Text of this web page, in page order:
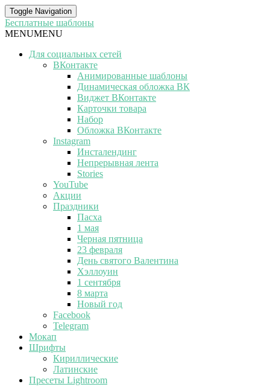
Toggle Navigation
Бесплатные шаблоны
MENUMENU
Для социальных сетей
ВКонтакте
Анимированные шаблоны
Динамическая обложка ВК
Виджет ВКонтакте
Карточки товара
Набор
Обложка ВКонтакте
Instagram
Инсталендинг
Непрерывная лента
Stories
YouTube
Акции
Праздники
Пасха
1 мая
Черная пятница
23 февраля
День святого Валентина
Хэллоуин
1 сентября
8 марта
Новый год
Facebook
Telegram
Мокап
Шрифты
Кириллические
Латинские
Пресеты Lightroom